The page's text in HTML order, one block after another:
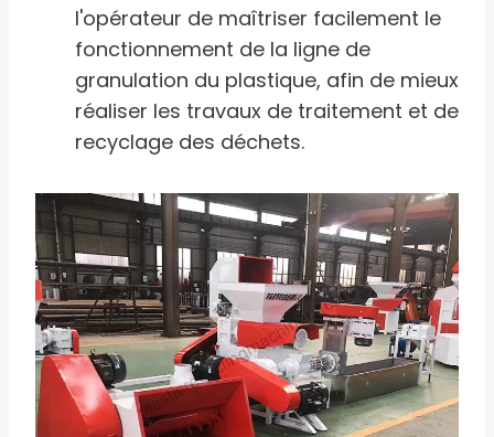
l'opérateur de maîtriser facilement le
fonctionnement de la ligne de
granulation du plastique, afin de mieux
réaliser les travaux de traitement et de
recyclage des déchets.